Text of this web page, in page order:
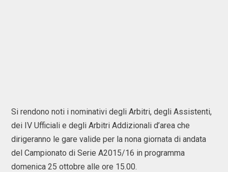
Si rendono noti i nominativi degli Arbitri, degli Assistenti,
dei IV Ufficiali e degli Arbitri Addizionali d’area che
dirigeranno le gare valide per la nona giornata di andata
del Campionato di Serie A2015/16 in programma
domenica 25 ottobre alle ore 15.00.